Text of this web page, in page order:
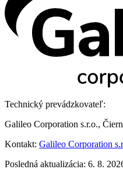
Technický prevádzkovateľ:
Galileo Corporation s.r.o.,
Kontakt: Galileo Corporation
Posledná aktualizácia: 6. 8.